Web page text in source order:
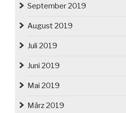
September 2019
August 2019
Juli 2019
Juni 2019
Mai 2019
März 2019